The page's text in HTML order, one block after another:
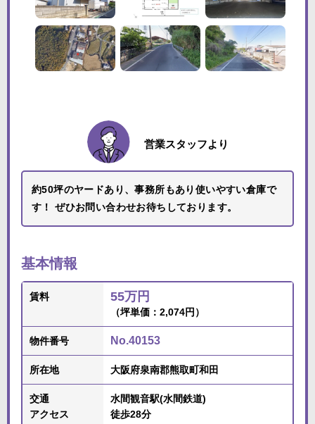
営業スタッフより
約50坪のヤードあり、事務所もあり使いやすい倉庫で
す！ ぜひお問い合わせお待ちしております。
基本情報
賃料 55万円
（坪単価：2,074円）
物件番号 No.40153
所在地 大阪府泉南郡熊取町和田
交通
アクセス
水間観音駅(水間鉄道)
徒歩28分